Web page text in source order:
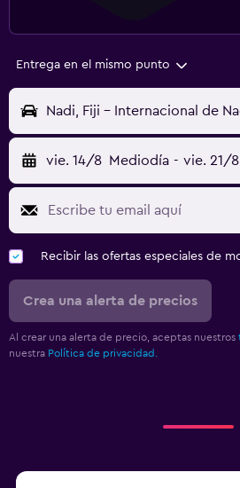
Entrega en el mismo punto
Nadi, Fiji - Internacional de
vie. 14/8 Mediodía - vie. 21/8
Recibir las ofertas especiales de
Crea una alerta de precios
Al crear una alerta de precio, aceptas nuestros
nuestra Política de privacidad.